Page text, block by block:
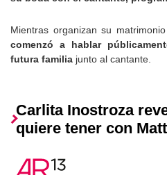
Mientras organizan su
comenzó a hablar
futura familia junto al cantante.
Carlita Inostroza
quiere tener con